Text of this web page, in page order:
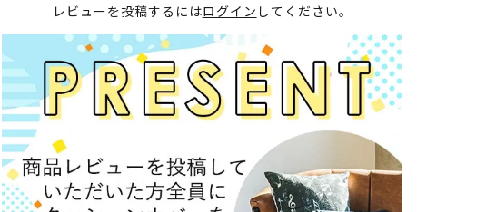
レビューを投稿するにはログイン してください。